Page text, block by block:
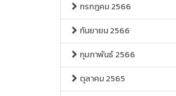
กรกฎคม 2566
กันยายน 2566
กุมภาพันธ์ 2566
ตุลาคม 2565